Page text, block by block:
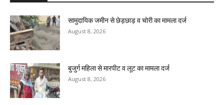
सामुदायिक जमीन से छेड़छाड़ व चोरी का मामला दर्ज
August 8, 2026
बुजुर्ग महिला से मारपीट व लूट का मामला दर्ज
August 8, 2026